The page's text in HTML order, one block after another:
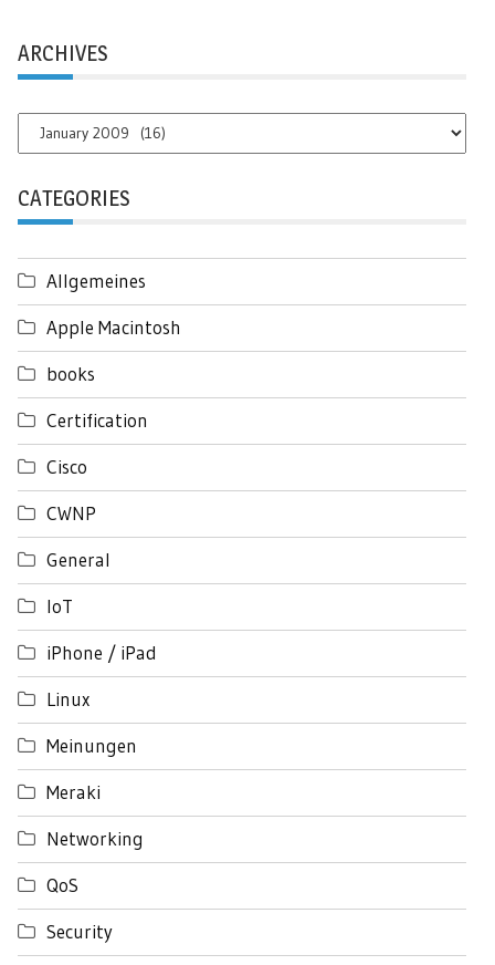
ARCHIVES
Archives
CATEGORIES
Allgemeines
Apple Macintosh
books
Certification
Cisco
CWNP
General
IoT
iPhone / iPad
Linux
Meinungen
Meraki
Networking
QoS
Security